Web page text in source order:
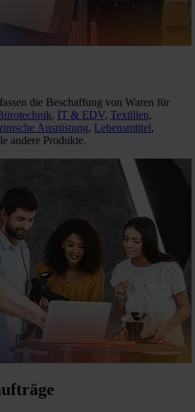
die Beschaffung von Waren für
, IT & EDV, Textilien,
Ausrüstung, Lebensmittel,
andere Produkte.